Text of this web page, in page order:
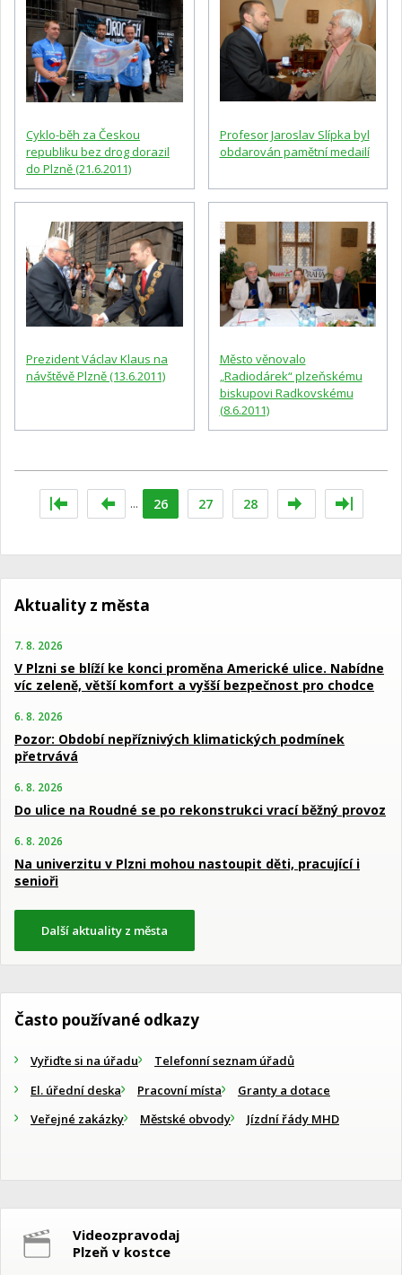
Cyklo-běh za Českou
republiku bez drog dorazil
do Plzně (21.6.2011)
Profesor Jaroslav Slípka byl
obdarován pamětní medailí
Prezident Václav Klaus na
návštěvě Plzně (13.6.2011)
Město věnovalo
„Radiodárek“ plzeňskému
biskupovi Radkovskému
(8.6.2011)
... 26 27 28
Aktuality z města
7. 8. 2026
V Plzni se blíží ke konci proměna Americké ulice. Nabídne
víc zeleně, větší komfort a vyšší bezpečnost pro chodce
6. 8. 2026
Pozor: Období nepříznivých klimatických podmínek
přetrvává
6. 8. 2026
Do ulice na Roudné se po rekonstrukci vrací běžný provoz
6. 8. 2026
Na univerzitu v Plzni mohou nastoupit děti, pracující i
senioři
Další aktuality z města
Často používané odkazy
Vyřiďte si na úřadu
Telefonní seznam úřadů
El. úřední deska
Pracovní místa
Granty a dotace
Veřejné zakázky
Městské obvody Jízdní řády MHD
Videozpravodaj
Plzeň v kostce